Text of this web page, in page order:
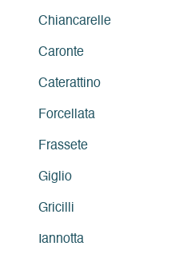
Chiancarelle
Caronte
Caterattino
Forcellata
Frassete
Giglio
Gricilli
Iannotta